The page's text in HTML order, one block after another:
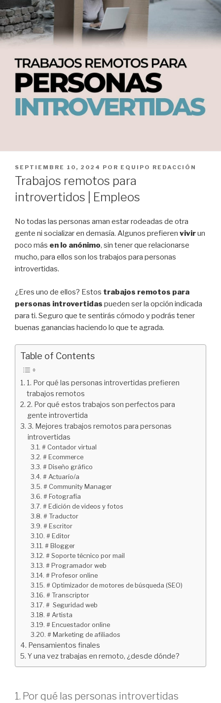
PUBLICADO
EL
SEPTIEMBRE 10, 2024 POR EQUIPO REDACCIÓN
Trabajos remotos para
introvertidos | Empleos
No todas las personas aman estar rodeadas de otra
gente ni socializar en demasía. Algunos prefieren vivirun
poco más en lo anónimo, sin tener que relacionarse
mucho, para ellos son los trabajos para personas
introvertidas.
¿Eres uno de ellos? Estos trabajos remotos para
personas introvertidas pueden ser la opción indicada
para ti. Seguro que te sentirás cómodo y podrás tener
buenas ganancias haciendo lo que te agrada.
Table of Contents
1. Por qué las personas introvertidas prefieren
trabajos remotos
2. Por qué estos trabajos son perfectos para
gente introvertida
3. Mejores trabajos remotos para personas
introvertidas
# Contador virtual
# Ecommerce
# Diseño gráfico
# Actuarío/a
# Community Manager
# Fotografía
# Edición de videos y fotos
# Traductor
# Escritor
# Editor
# Blogger
# Soporte técnico por mail
# Programador web
# Profesor online
# Optimizador de motores de búsqueda (SEO)
# Transcriptor
# Seguridad web
# Artista
# Encuestador online
# Marketing de afiliados
Pensamientos finales
Y una vez trabajas en remoto, ¿desde dónde?
1. Por qué las personas introvertidas